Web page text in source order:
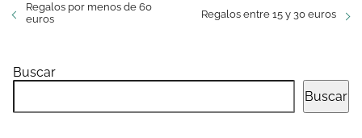
Regalos por menos de 60
euros
Regalos entre 15 y 30 euros
Buscar
Buscar